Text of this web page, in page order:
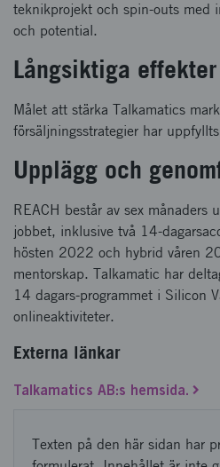
teknikprojekt och spin-outs med
och potential.
Långsiktiga
Målet att stärka Talkamatics
försäljningsstrategier har
Upplägg och
REACH består av sex månaders
jobbet, inklusive två 14-
hösten 2022 och hybrid våren
mentorskap. Talkamatic har
14 dagars-programmet i Silicon
onlineaktiviteter.
Externa länkar
Talkamatics AB:s hemsida.
Texten på den här sidan har